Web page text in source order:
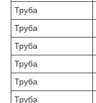
Труба
Труба
Труба
Труба
Труба
Труба